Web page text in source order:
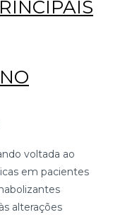
voltada ao
em pacientes
alterações